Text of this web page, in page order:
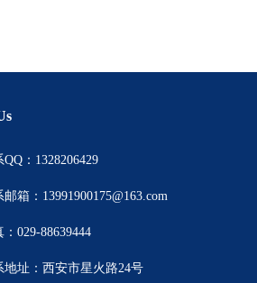
QQ：1328206429
邮箱：13991900175@163.com
：029-88639444
地址：西安市星火路24号